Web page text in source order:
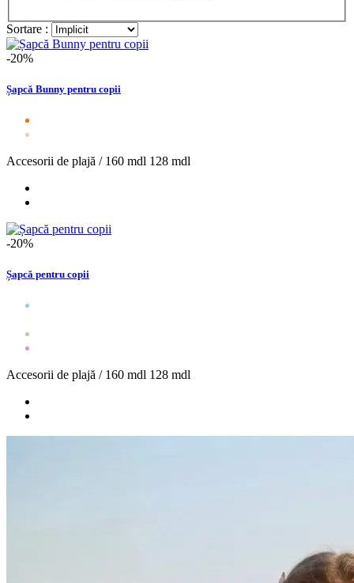
Sortare :
-20%
Șapcă Bunny pentru copii
Accesorii de plajă / 160 mdl 128 mdl
-20%
Șapcă pentru copii
Accesorii de plajă / 160 mdl 128 mdl